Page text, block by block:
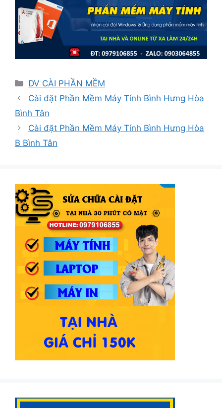
Danh
mục
DV CÀI PHẦN MỀM
Cài đặt Phần Mềm Máy Tính Bình Hưng Hòa
Bình Tân
Cài đặt Phần Mềm Máy Tính Bình Hưng Hòa
B Bình Tân